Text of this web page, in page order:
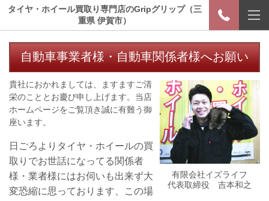
タイヤ・ホイール買取り専門店のGripグリップ（三
重県 伊賀市）
自動車事業者様・自動車関係者様へお願い
有限会社イズライフ
代表取締役 吉本和之
貴社におかれましては、ますますご清
栄のこととお慶び申し上げます。当店
ホームページをご覧頂き誠に有難う御
座います。
日ごろよりタイヤ・ホイールの買
取りでお世話になってる関係者
様・業者様にはお伺いも出来ず大
変恐縮に思っております、この場